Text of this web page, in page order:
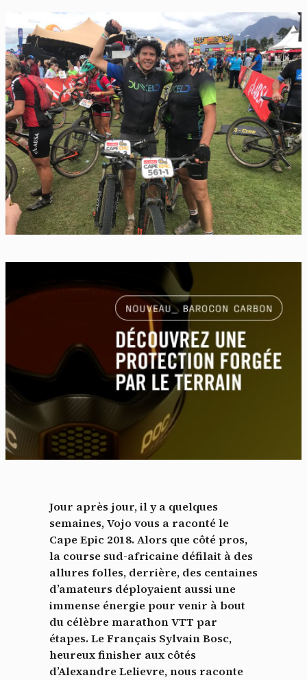
Jour après jour, il y a quelques
semaines, Vojo vous a raconté le
Cape Epic 2018. Alors que côté pros,
la course sud-africaine défilait à des
allures folles, derrière, des centaines
d’amateurs déployaient aussi une
immense énergie pour venir à bout
du célèbre marathon VTT par
étapes. Le Français Sylvain Bosc,
heureux finisher aux côtés
d’Alexandre Lelievre, nous raconte